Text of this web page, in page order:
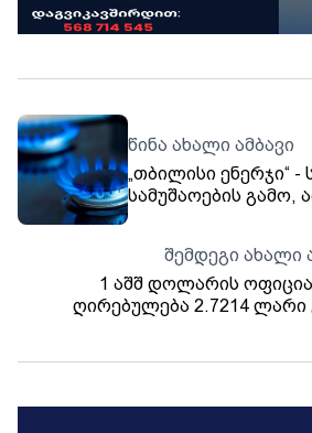
წინა ახალი ამბავი
„თბილისი ენერჯი“
სამუშაოების გამო,
შემდეგი ახალი
1 აშშ დოლარის
ღირებულება 2.7214 ლარი